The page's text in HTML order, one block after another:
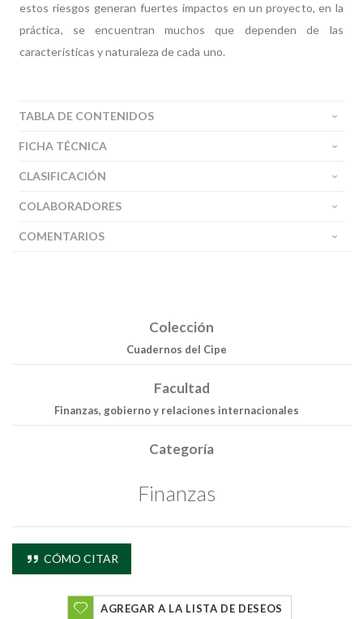
Buscar
estos riesgos generan fuertes impactos en un proyecto, en la
práctica, se encuentran muchos que dependen de las
características y naturaleza de cada uno.
TABLA DE CONTENIDOS
FICHA TÉCNICA
CLASIFICACIÓN
COLABORADORES
COMENTARIOS
Colección
Cuadernos del Cipe
Facultad
Finanzas, gobierno y relaciones internacionales
Categoría
Finanzas
CÓMO CITAR
AGREGAR A LA LISTA DE DESEOS